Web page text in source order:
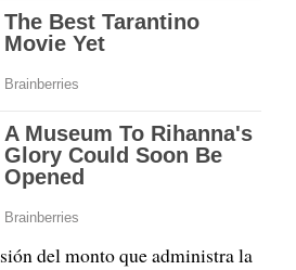
del monto que administra la